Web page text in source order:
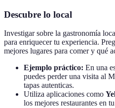
Descubre lo local
Investigar sobre la gastronomía
para enriquecer tu experiencia.
mejores lugares para comer y qué
Ejemplo práctico: En una
puedes perder una visita al
tapas autenticas.
Utiliza aplicaciones como
los mejores restaurantes en